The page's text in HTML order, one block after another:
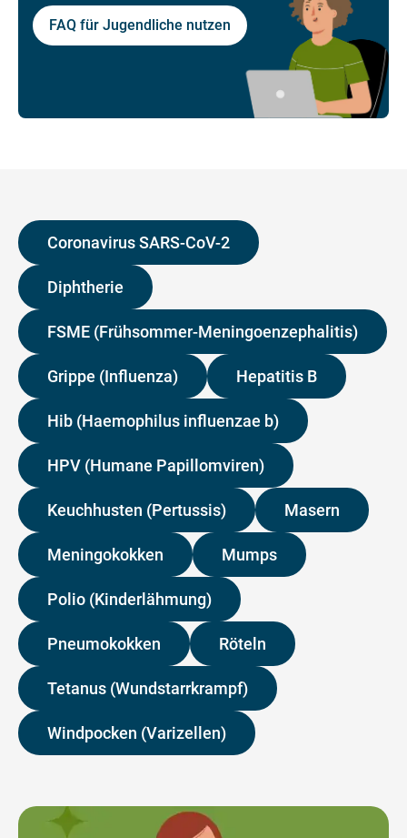
FAQ für Jugendliche nutzen
Coronavirus SARS-CoV-2
Diphtherie
FSME (Frühsommer-Meningoenzephalitis)
Grippe (Influenza) Hepatitis B
Hib (Haemophilus influenzae b)
HPV (Humane Papillomviren)
Keuchhusten (Pertussis) Masern
Meningokokken Mumps
Polio (Kinderlähmung)
Pneumokokken Röteln
Tetanus (Wundstarrkrampf)
Windpocken (Varizellen)